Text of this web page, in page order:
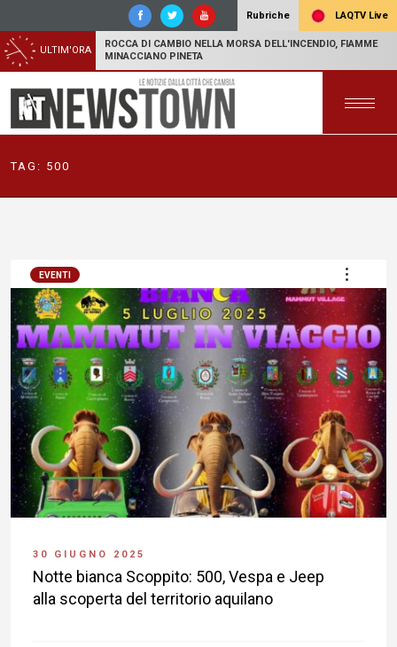
Rubriche LAQTV Live
ULTIM'ORA
ROCCA DI CAMBIO NELLA MORSA DELL'INCENDIO, FIAMME
MINACCIANO PINETA
TAG: 500
EVENTI
30 GIUGNO 2025
Notte bianca Scoppito: 500, Vespa e Jeep
alla scoperta del territorio aquilano